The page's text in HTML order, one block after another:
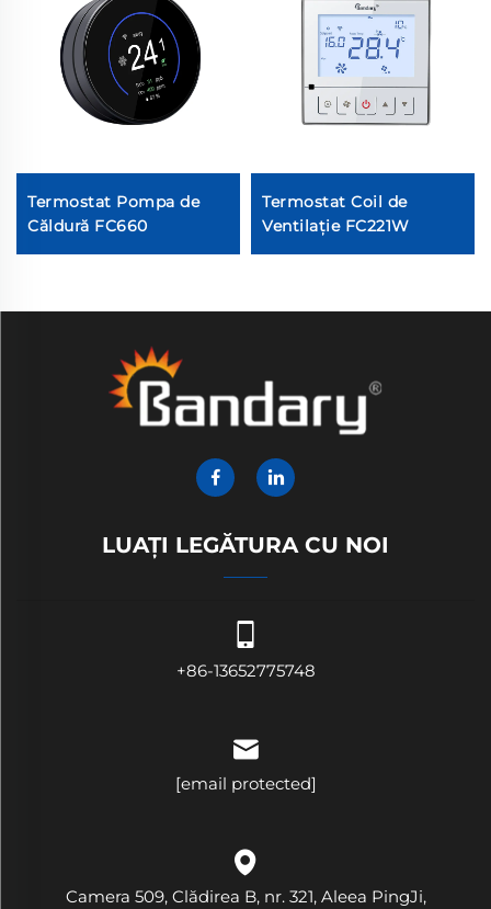
Termostat Pompa de
Căldură FC660
Termostat Coil de
Ventilație FC221W
LUAȚI LEGĂTURA CU NOI
+86-13652775748
[email protected]
Camera 509, Clădirea B, nr. 321, Aleea PingJi,